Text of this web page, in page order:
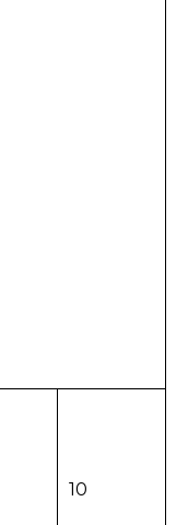
10